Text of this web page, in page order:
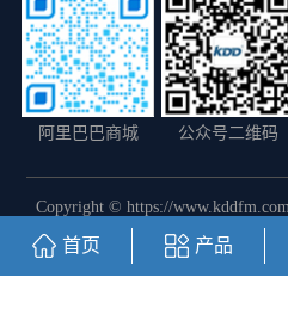
阿里巴巴商城 公众号二维码
Copyright © https://
粤ICP备12064828号主要从事于
树脂 , 欢迎来电咨询！热推信息
首页 产品